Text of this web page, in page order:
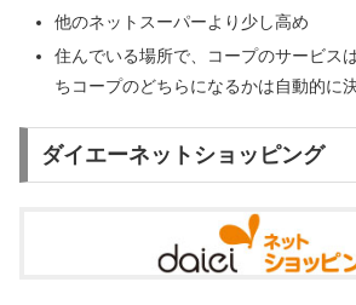
他のネットスーパーより少し高め
住んでいる場所で、コープのサービス
ちコープのどちらになるかは自動的に
ダイエーネットショッピング